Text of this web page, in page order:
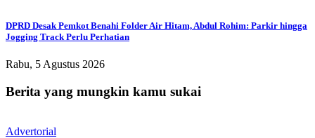
DPRD Desak Pemkot Benahi Folder Air Hitam, Abdul Rohim: Parkir hingga
Jogging Track Perlu Perhatian
Rabu, 5 Agustus 2026
Berita yang mungkin kamu sukai
Advertorial